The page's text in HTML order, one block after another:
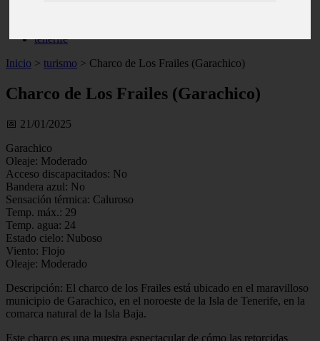
tenerife
Inicio > turismo > Charco de Los Frailes (Garachico)
Charco de Los Frailes (Garachico)
📅 21/01/2025
Garachico
Oleaje: Moderado
Acceso discapacitados: No
Bandera azul: No
Sensación térmica: Caluroso
Temp. máx.: 29
Temp. agua: 24
Estado cielo: Nuboso
Viento: Flojo
Oleaje: Moderado
Descripción: El charco de los Frailes está ubicado en el maravilloso
municipio de Garachico, en el noroeste de la Isla de Tenerife, en la
comarca natural de la Isla Baja.
Este charco es una muestra espectacular de cómo las retorcidas